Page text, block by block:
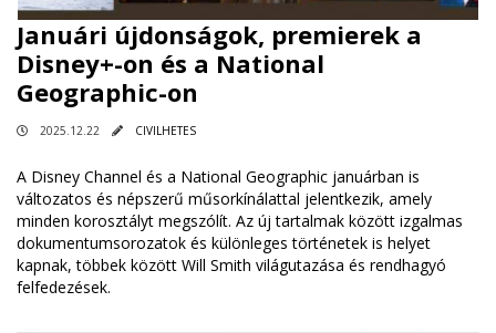
Januári újdonságok, premierek a
Disney+-on és a National
Geographic-on
2025.12.22 CIVILHETES
A Disney Channel és a National Geographic januárban is
változatos és népszerű műsorkínálattal jelentkezik, amely
minden korosztályt megszólít. Az új tartalmak között izgalmas
dokumentumsorozatok és különleges történetek is helyet
kapnak, többek között Will Smith világutazása és rendhagyó
felfedezések.